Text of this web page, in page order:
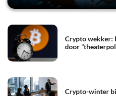
Crypto wekker:
door
Crypto-winter